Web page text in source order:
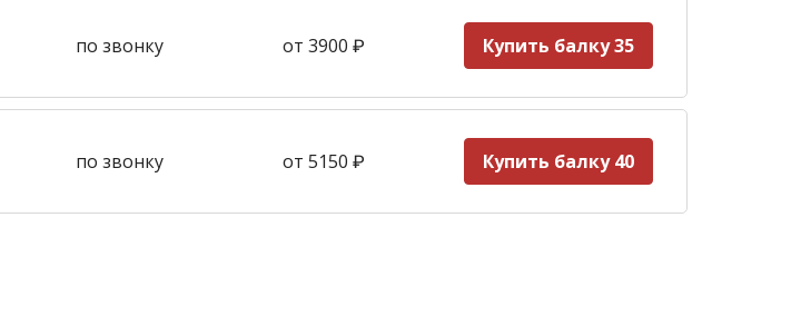
по звонку от 3900 ₽ Купить балку 35
по звонку от 5150 ₽ Купить балку 40